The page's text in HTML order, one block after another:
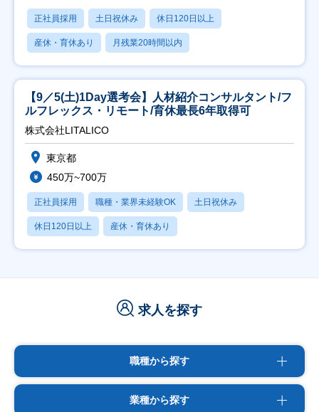
正社員採用 土日祝休み 休日120日以上
産休・育休あり 月残業20時間以内
【9／5(土)1Day選考会】人材紹介コンサルタント/フ
ルフレックス・リモート/育休最長6年取得可
株式会社LITALICO
東京都
450万~700万
正社員採用 職種・業界未経験OK 土日祝休み
休日120日以上 産休・育休あり
求人を探す
職種から探す
業種から探す